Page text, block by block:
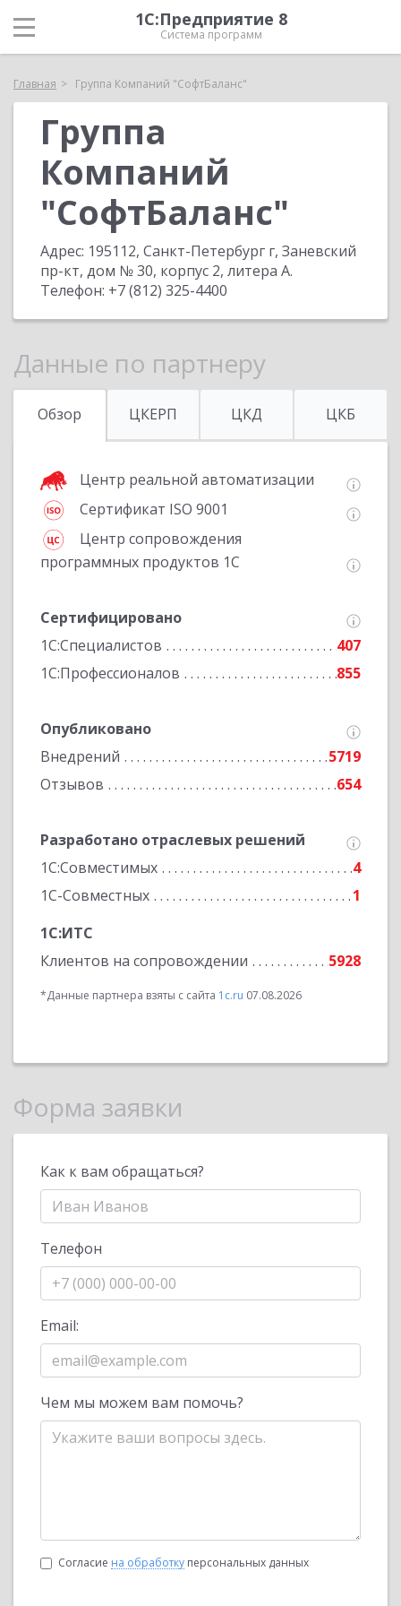
1С:Предприятие 8
Система программ
Главная Группа Компаний "СофтБаланс"
Группа
Компаний
"СофтБаланс"
Адрес: 195112, Санкт-Петербург г, Заневский
пр-кт, дом № 30, корпус 2, литера А.
Телефон: +7 (812) 325-4400
Данные по партнеру
Обзор ЦКЕРП ЦКД ЦКБ
Центр реальной автоматизации
Сертификат ISO 9001
Центр сопровождения
программных продуктов 1С
Сертифицировано
1С:Специалистов
407
1С:Профессионалов
855
Опубликовано
Внедрений
5719
Отзывов
654
Разработано отраслевых решений
1С:Совместимых
4
1С-Совместных
1
1С:ИТС
Клиентов на сопровождении
5928
*Данные партнера взяты с сайта 1c.ru 07.08.2026
Форма заявки
Как к вам обращаться?
Телефон
Email:
Чем мы можем вам помочь?
Согласие на обработку персональных данных